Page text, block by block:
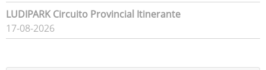
LUDIPARK Circuito Provincial Itinerante
17-08-2026